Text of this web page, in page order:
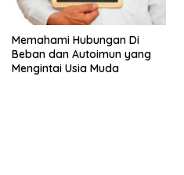
Memahami Hubungan Di
Beban dan Autoimun yang
Mengintai Usia Muda